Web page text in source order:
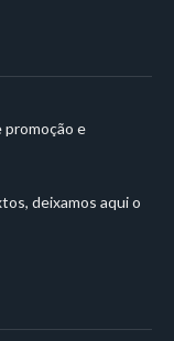
promoção e
deixamos aqui o